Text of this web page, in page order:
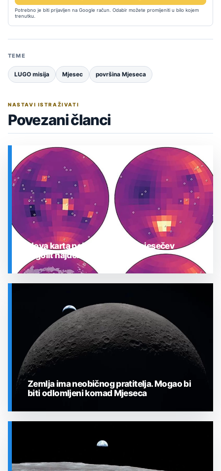
Potrebno je biti prijavljen na Google račun. Odabir možete promijeniti u bilo kojem
trenutku.
TEME
LUGO misija Mjesec površina Mjeseca
NASTAVI ISTRAŽIVATI
Povezani članci
Nova karta pokazuje gdje je mjesečev
regolit najdeblji
Zemlja ima neobičnog pratitelja. Mogao bi
biti odlomljeni komad Mjeseca